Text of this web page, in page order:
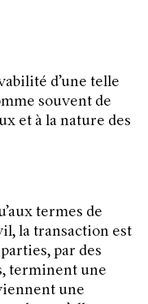
d’une telle
souvent de
et à la nature des
termes de
la transaction est
par des
terminent une
une